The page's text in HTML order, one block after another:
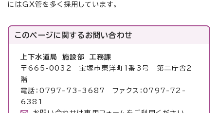
にはGX管を多く採用しています。
このページに関するお問い合わせ
上下水道局 施設部 工務課
〒665-0032 宝塚市東洋町1番3号 第二庁舎2
階
電話：0797-73-3687 ファクス：0797-72-
6381